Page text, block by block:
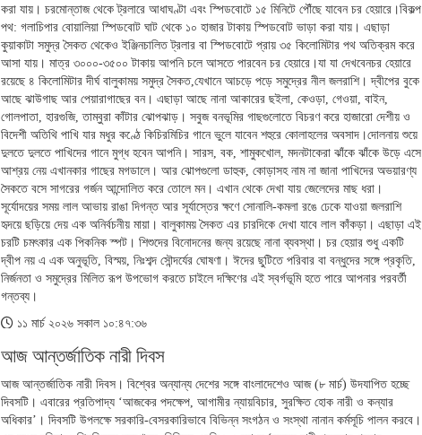
করা যায়। চরমোন্তাজ থেকে ট্রলারে আধাঘণ্টা এবং স্পিডবোটে ১৫ মিনিটে পৌঁছে যাবেন চর হেয়ারে।বিকল্প
পথ: গলাচিপার বোয়ালিয়া স্পিডবোট ঘাট থেকে ১০ হাজার টাকায় স্পিডবোট ভাড়া করা যায়। এছাড়া
কুয়াকাটা সমুদ্র সৈকত থেকেও ইঞ্জিনচালিত ট্রলার বা স্পিডবোটে প্রায় ৩৫ কিলোমিটার পথ অতিক্রম করে
আসা যায়। মাত্র ৩০০০-৩৫০০ টাকায় আপনি চলে আসতে পারবেন চর হেয়ারে।যা যা দেখবেনচর হেয়ারে
রয়েছে ৪ কিলোমিটার দীর্ঘ বালুকাময় সমুদ্র সৈকত,যেখানে আচড়ে পড়ে সমুদ্রের নীল জলরাশি। দ্বীপের বুকে
আছে ঝাউগাছ আর পেয়ারাগাছের বন। এছাড়া আছে নানা আকারের ছইলা, কেওড়া, গেওয়া, বাইন,
গোলপাতা, হারগুজি, তাম্বুরা কাঁটার ঝোপঝাড়। সবুজ বনভূমির গাছগুলোতে বিচরণ করে হাজারো দেশীয় ও
বিদেশী অতিথি পাখি যার মধুর কণ্ঠে কিচিরমিচির গানে ভুলে যাবেন শহুরে কোলাহলের অবসাদ।দোলনায় শুয়ে
দুলতে দুলতে পাখিদের গানে মুগ্ধ হবেন আপনি। সারস, বক, শামুকখোল, মদনটাকেরা ঝাঁকে ঝাঁকে উড়ে এসে
আশ্রয় নেয় এখানকার গাছের মগডালে। আর ঝোপগুলো ডাহুক, কোড়াসহ নাম না জানা পাখিদের অভয়ারণ্য
সৈকতে বসে সাগরের গর্জন আন্দোলিত করে তোলে মন। এখান থেকে দেখা যায় জেলেদের মাছ ধরা।
সূর্যোদয়ের সময় লাল আভায় রাঙা দিগন্ত আর সূর্যাস্তের ক্ষণে সোনালি-কমলা রঙে ঢেকে যাওয়া জলরাশি
হৃদয়ে ছড়িয়ে দেয় এক অনির্বচনীয় মায়া। বালুকাময় সৈকত এর চারদিকে দেখা যাবে লাল কাঁকড়া। এছাড়া এই
চরটি চমৎকার এক পিকনিক স্পট। শিশুদের বিনোদনের জন্য রয়েছে নানা ব্যবস্থা। চর হেয়ার শুধু একটি
দ্বীপ নয় এ এক অনুভূতি, বিস্ময়, নিঃশব্দ সৌন্দর্যের ঘোষণা। ঈদের ছুটিতে পরিবার বা বন্ধুদের সঙ্গে প্রকৃতি,
নির্জনতা ও সমুদ্রের মিলিত রূপ উপভোগ করতে চাইলে দক্ষিণের এই স্বর্গভূমি হতে পারে আপনার পরবর্তী
গন্তব্য।
১১ মার্চ ২০২৬ সকাল ১০:৪৭:৩৬
আজ আন্তর্জাতিক নারী দিবস
আজ আন্তর্জাতিক নারী দিবস। বিশ্বের অন্যান্য দেশের সঙ্গে বাংলাদেশেও আজ (৮ মার্চ) উদযাপিত হচ্ছে
দিবসটি। এবারের প্রতিপাদ্য ‘আজকের পদক্ষেপ, আগামীর ন্যায়বিচার, সুরক্ষিত হোক নারী ও কন্যার
অধিকার’। দিবসটি উপলক্ষে সরকারি-বেসরকারিভাবে বিভিন্ন সংগঠন ও সংস্থা নানান কর্মসূচি পালন করবে।